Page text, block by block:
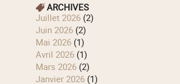
ARCHIVES
juillet 2026(2)
juin 2026(2)
mai 2026(1)
avril 2026(1)
mars 2026(2)
janvier 2026(1)